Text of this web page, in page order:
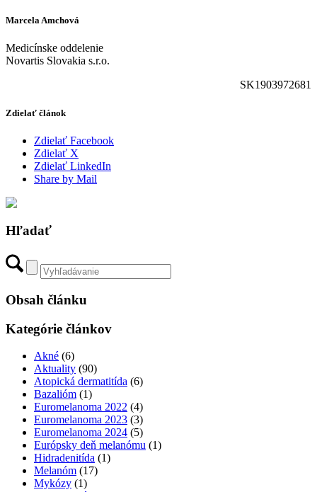
Marcela Amchová
Medicínske oddelenie
Novartis Slovakia s.r.o.
SK1903972681
Zdielať článok
Zdielať Facebook
Zdielať X
Zdielať LinkedIn
Share by Mail
Hľadať
Obsah článku
Kategórie článkov
Akné (6)
Aktuality (90)
Atopická dermatitída (6)
Bazalióm (1)
Euromelanoma 2022 (4)
Euromelanoma 2023 (3)
Euromelanoma 2024 (5)
Európsky deň melanómu (1)
Hidradenitída (1)
Melanóm (17)
Mykózy (1)